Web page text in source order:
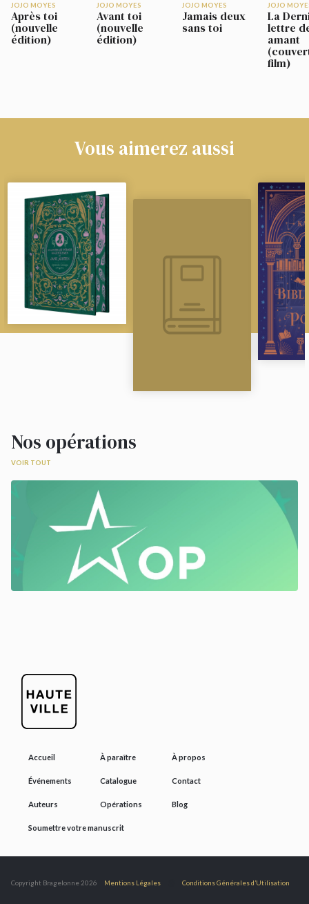
JOJO MOYES
Après toi
(nouvelle
édition)
JOJO MOYES
Avant toi
(nouvelle
édition)
JOJO MOYES
Jamais deux
sans toi
JOJO
La
lettre
amant
film)
Vous aimerez aussi
Nos opérations
VOIR TOUT
Accueil À paraître À propos
Événements Catalogue Contact
Auteurs Opérations Blog
Soumettre votre manuscrit
Copyright Bragelonne 2026 Mentions Légales Conditions Générales d’Utilisation